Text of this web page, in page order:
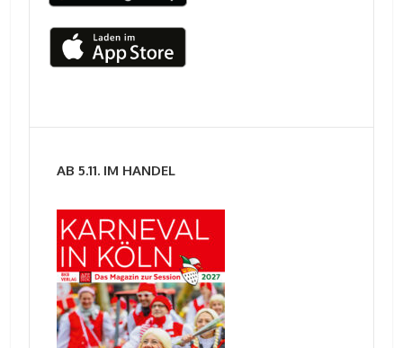
AB 5.11. IM HANDEL